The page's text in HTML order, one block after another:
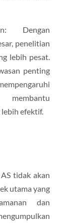
Dengan
penelitian
lebih pesat.
penting
efektif.
tidak akan
utama yang
dan